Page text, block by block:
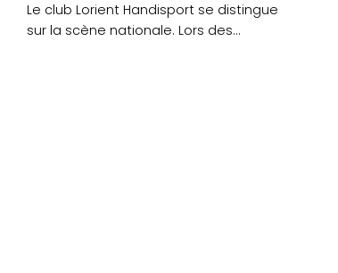
Le club Lorient Handisport se distingue
sur la scène nationale. Lors des